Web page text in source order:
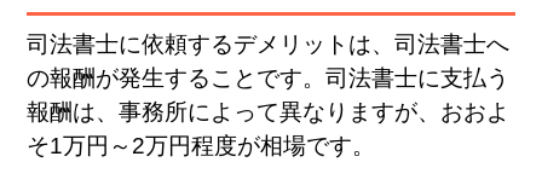
司法書士に依頼するデメリットは、司法書士へ
の報酬が発生することです。司法書士に支払う
報酬は、事務所によって異なりますが、おおよ
そ1万円～2万円程度が相場です。